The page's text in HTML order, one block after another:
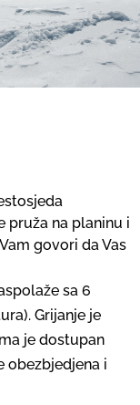
pruža na planinu i
govori da Vas
sa 6
Grijanje je
je dostupan
obezbjedjena i